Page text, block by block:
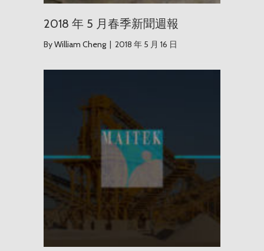
2018 年 5 月春季新聞週報
ByWilliam Cheng | 2018 年 5 月 16 日